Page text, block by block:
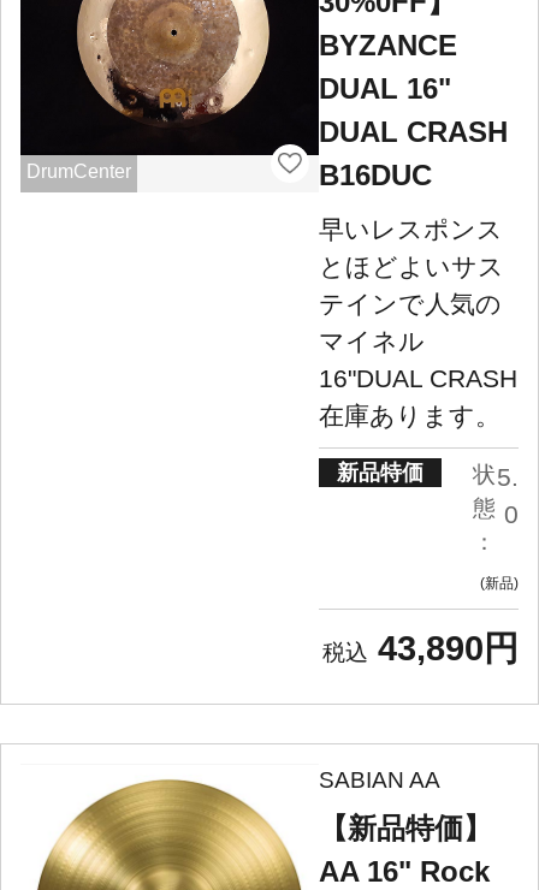
DrumCenter
BYZANCE
DUAL 16"
DUAL CRASH
B16DUC
早いレスポンス
とほどよいサス
テインで人気の
マイネル
16"DUAL CRASH
在庫あります。
新品特価
状
態
：
5.
0
新品
43,890円
SABIAN AA
【新品特価】
AA 16" Rock